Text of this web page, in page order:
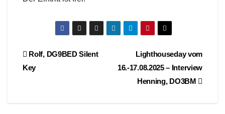
BeitragsnavigationLighthouseday vom
16.-17.08.2025 – Interview
Henning, DO3BM
Rolf, DG9BED Silent
Key